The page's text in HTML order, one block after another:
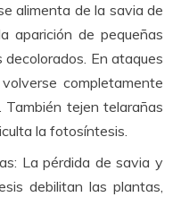
alimenta de la savia de
aparición de pequeñas
En ataques
completamente
También tejen telarañas
la fotosíntesis.
La pérdida de savia y
debilitan las plantas,